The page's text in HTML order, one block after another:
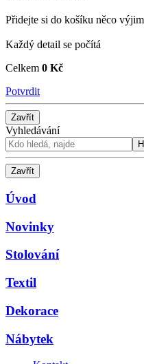
Přidejte si do košíku něco
Každý detail se počítá
Celkem 0 Kč
Potvrdit
Zavřít
Vyhledávání
Zavřít
Úvod
Novinky
Stolování
Textil
Dekorace
Nábytek